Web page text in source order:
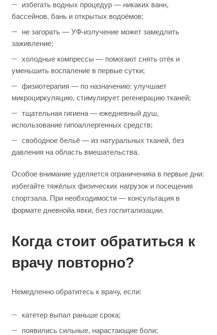
избегать водных процедур — никаких ванн,
бассейнов, бань и открытых водоёмов;
не загорать — УФ-излучение может замедлить
заживление;
холодные компрессы — помогают снять отёк и
уменьшить воспаление в первые сутки;
физиотерапия — по назначению: улучшает
микроциркуляцию, стимулирует регенерацию тканей;
тщательная гигиена — ежедневный душ,
использование гипоаллергенных средств;
свободное бельё — из натуральных тканей, без
давления на область вмешательства.
Особое внимание уделяется ограниченияа в первые дни:
избегайте тяжёлых физических нагрузок и посещения
спортзала. При необходимости — консультация в
формате дневнойа явки, без госпитализации.
Когда стоит обратиться к
врачу повторно?
Немедленно обратитесь к врачу, если:
катетер выпал раньше срока;
появились сильные, нарастающие боли;